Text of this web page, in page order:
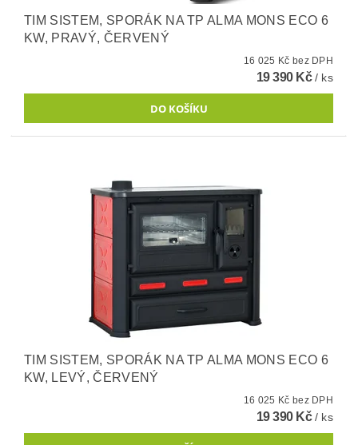
TIM SISTEM, SPORÁK NA TP ALMA MONS ECO 6
KW, PRAVÝ, ČERVENÝ
16 025 Kč bez DPH
19 390 Kč/ ks
TIM SISTEM, SPORÁK NA TP ALMA MONS ECO 6
KW, LEVÝ, ČERVENÝ
16 025 Kč bez DPH
19 390 Kč/ ks